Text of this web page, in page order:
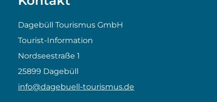
Dagebüll Tourismus GmbH
Tourist-Information
Nordseestraße 1
25899 Dagebüll
info@dagebuell-tourismus.de